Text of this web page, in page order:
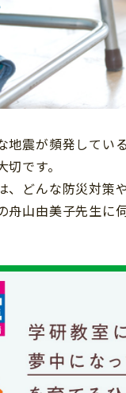
地震が頻発してい
です。
、どんな防災対策
山由美子先生に伺